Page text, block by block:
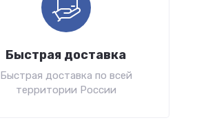
Быстрая доставка
Быстрая доставка по всей
территории России